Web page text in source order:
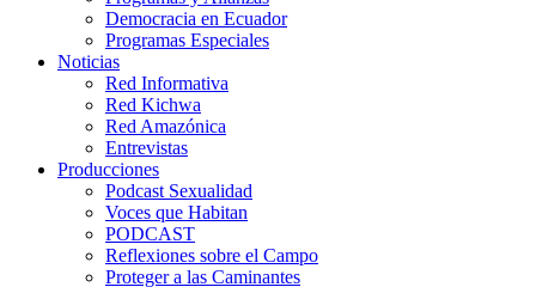
Democracia en Ecuador
Programas Especiales
Noticias
Red Informativa
Red Kichwa
Red Amazónica
Entrevistas
Producciones
Podcast Sexualidad
Voces que Habitan
PODCAST
Reflexiones sobre el Campo
Proteger a las Caminantes